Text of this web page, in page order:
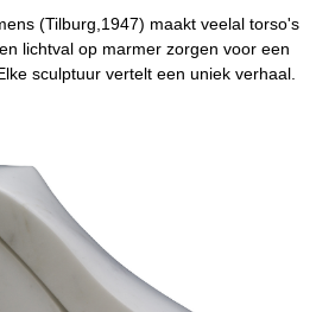
(Tilburg,1947) maakt veelal torso's
lichtval op marmer zorgen voor een
sculptuur vertelt een uniek verhaal.